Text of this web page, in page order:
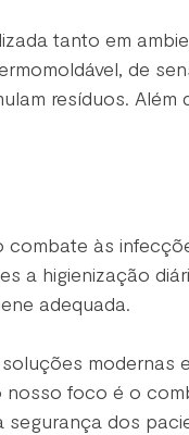
tanto em
de
resíduos.
às
a higienização
adequada.
modernas
nosso foco é o
dos